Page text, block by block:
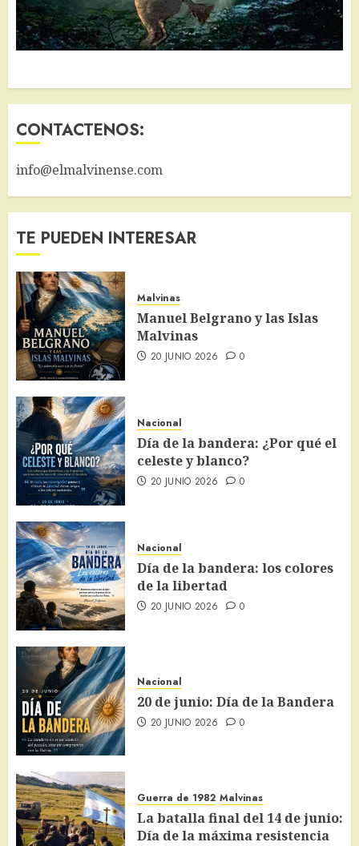
CONTACTENOS:
info@elmalvinense.com
TE PUEDEN INTERESAR
Malvinas
Manuel Belgrano y las Islas
Malvinas
20 JUNIO 2026 0
Nacional
Día de la bandera: ¿Por qué el
celeste y blanco?
20 JUNIO 2026 0
Nacional
Día de la bandera: los colores
de la libertad
20 JUNIO 2026 0
Nacional
20 de junio: Día de la Bandera
20 JUNIO 2026 0
Guerra de 1982 Malvinas
La batalla final del 14 de junio:
Día de la máxima resistencia